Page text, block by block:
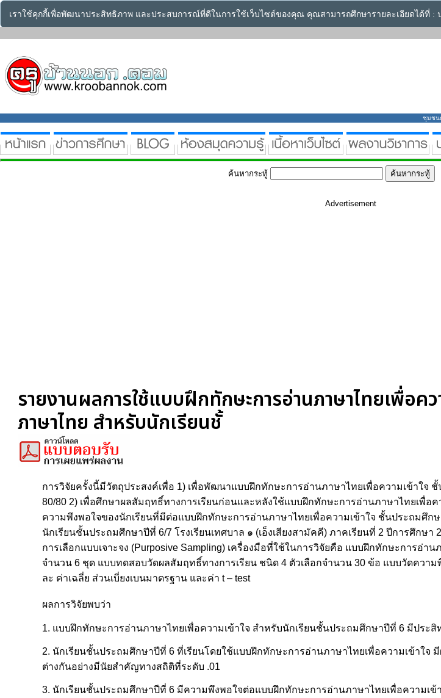
เราใช้คุกกี้เพื่อพัฒนาประสิทธิภาพ และประสบการณ์ที่ดีในการใช้เว็บไซต์ของคุณ คุณสามารถศึกษารายละเอียดได้ที่ :
ชุมชน
ค้นหากระทู้
Advertisement
รายงานผลการใช้แบบฝึกทักษะการอ่านภาษาไทยเพื่อคว
ภาษาไทย สำหรับนักเรียนชั้
การวิจัยครั้งนี้มีวัตถุประสงค์เพื่อ 1) เพื่อพัฒนาแบบฝึกทักษะการอ่านภาษาไทยเพื่อความเข้าใ
80/80 2) เพื่อศึกษาผลสัมฤทธิ์ทางการเรียนก่อนและหลังใช้แบบฝึกทักษะการอ่านภาษาไทยเพื่อ
ความพึงพอใจของนักเรียนที่มีต่อแบบฝึกทักษะการอ่านภาษาไทยเพื่อความเข้าใจ ชั้นประถมศึก
นักเรียนชั้นประถมศึกษาปีที่ 6/7 โรงเรียนเทศบาล ๑ (เอ็งเสียงสามัคคี) ภาคเรียนที่ 2 ปีการศึกษา
การเลือกแบบเจาะจง (Purposive Sampling) เครื่องมือที่ใช้ในการวิจัยคือ แบบฝึกทักษะการอ่า
จำนวน 6 ชุด แบบทดสอบวัดผลสัมฤทธิ์ทางการเรียน ชนิด 4 ตัวเลือกจำนวน 30 ข้อ แบบวัดควา
ละ ค่าเฉลี่ย ส่วนเบี่ยงเบนมาตรฐาน และค่า t – test
ผลการวิจัยพบว่า
1. แบบฝึกทักษะการอ่านภาษาไทยเพื่อความเข้าใจ สำหรับนักเรียนชั้นประถมศึกษาปีที่ 6 มีประสิ
2. นักเรียนชั้นประถมศึกษาปีที่ 6 ที่เรียนโดยใช้แบบฝึกทักษะการอ่านภาษาไทยเพื่อความเข้าใจ
ต่างกันอย่างมีนัยสำคัญทางสถิติที่ระดับ .01
3. นักเรียนชั้นประถมศึกษาปีที่ 6 มีความพึงพอใจต่อแบบฝึกทักษะการอ่านภาษาไทยเพื่อความเข้